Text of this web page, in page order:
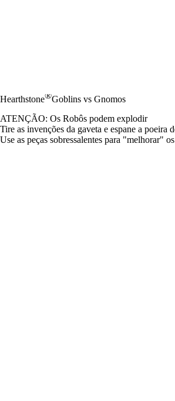
Hearthstone®Goblins vs Gnomos
ATENÇÃO: Os Robôs podem explodir
Tire as invenções da gaveta e espane a poeira
Use as peças sobressalentes para "melhorar"